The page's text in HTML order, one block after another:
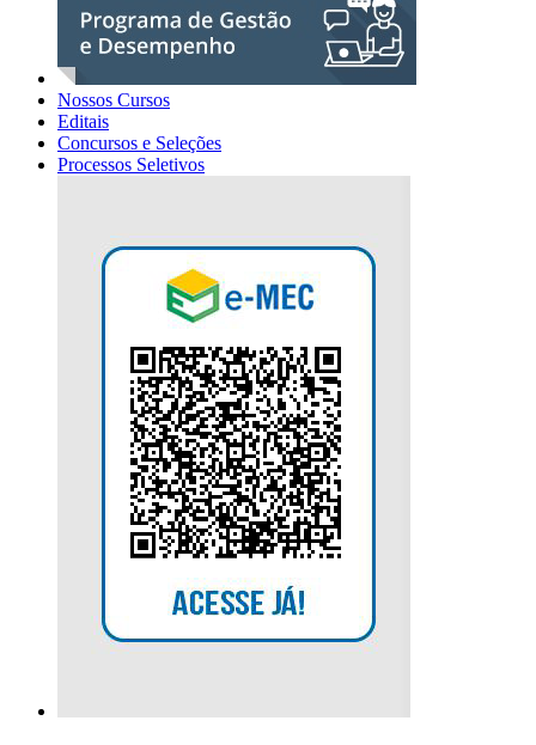
Nossos Cursos
Editais
Concursos e Seleções
Processos Seletivos